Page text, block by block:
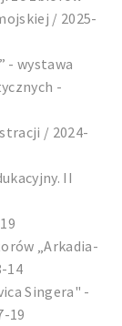
/ 2025-
- wystawa
-
/ 2024-
II
„Arkadia-
14
Singera" -
19